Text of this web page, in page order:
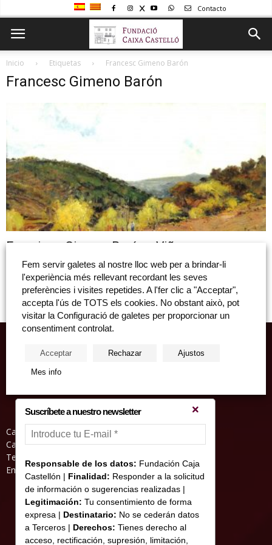
Contacto
Inicio Etiquetas Francesc Gimeno Barón
Francesc Gimeno Barón
Francisco Gimeno Barón: «Viñas»
Autor: Francisco Gimeno Barón Título: Viñas Material: Óleo sobre
lienzo Dimensiones: 76 x 96 cm.
Casa Abadia, Pl. de la Hierba s/nº, 12001
Castelló de la Plana
Teléfono: 964 23 25 51
Email: informacion@fundacioncajacastellon.es
Suscríbete a nuestro newsletter
Responsable de los datos: Fundación Caja
Castellón | Finalidad: Responder a la solicitud
de información o sugerencias realizadas |
Legitimación: Tu consentimiento de forma
expresa | Destinatario: No se cederán datos
a Terceros | Derechos: Tienes derecho al
acceso, rectificación, supresión, limitación,
Fem servir galetes al nostre lloc web per a brindar-li
l'experiència més rellevant recordant les seves
preferències i visites repetides. A l'fer clic a "Acceptar",
accepta l'ús de TOTS els cookies. No obstant això, pot
visitar la Configuració de galetes per proporcionar un
consentiment controlat.
Acceptar Rechazar Ajustos
Mes info